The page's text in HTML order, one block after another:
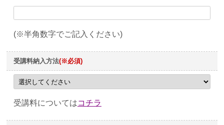
(※半角数字でご記入ください)
受講料納入方法(※必須)
受講料についてはコチラ